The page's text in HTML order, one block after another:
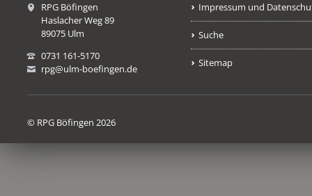
RPG Böfingen
Haslacher Weg 89
89075 Ulm
0731 161-5170
rpg@ulm-boefingen.de
Impressum und
Suche
Sitemap
© RPG Böfingen 2026